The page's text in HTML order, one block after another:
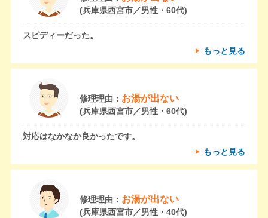
(兵庫県西宮市／男性・60代)
スピディーだった。
もっと見る
修理理由： お湯が出ない
(兵庫県西宮市／男性・60代)
対応はなかなか良かったです。
もっと見る
修理理由： お湯が出ない
(兵庫県西宮市／男性・40代)